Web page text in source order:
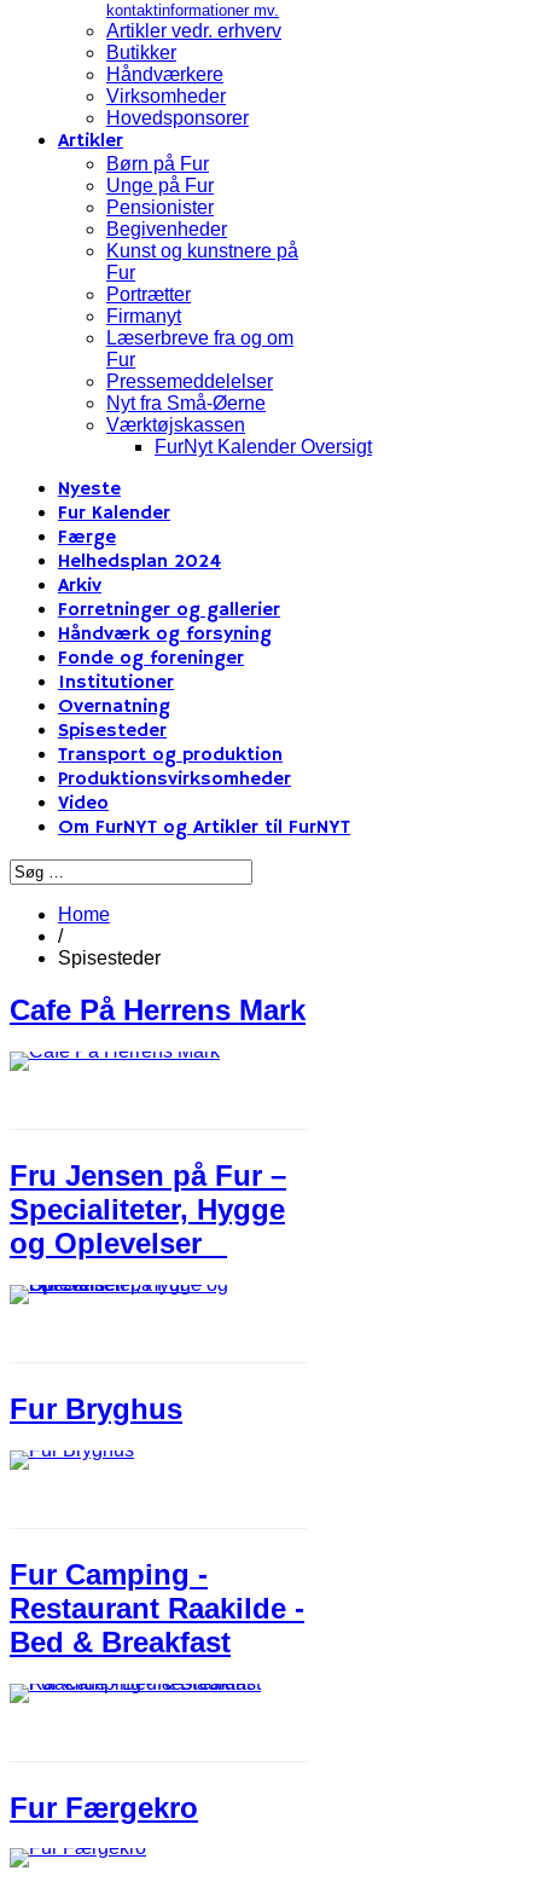
kontaktinformationer mv.
Artikler vedr. erhverv
Butikker
Håndværkere
Virksomheder
Hovedsponsorer
Artikler
Børn på Fur
Unge på Fur
Pensionister
Begivenheder
Kunst og kunstnere på
Fur
Portrætter
Firmanyt
Læserbreve fra og om
Fur
Pressemeddelelser
Nyt fra Små-Øerne
Værktøjskassen
FurNyt Kalender Oversigt
Nyeste
Fur Kalender
Færge
Helhedsplan 2024
Arkiv
Forretninger og gallerier
Håndværk og forsyning
Fonde og foreninger
Institutioner
Overnatning
Spisesteder
Transport og produktion
Produktionsvirksomheder
Video
Om FurNYT og Artikler til FurNYT
Home
/
Spisesteder
Cafe På Herrens Mark
Fru Jensen på Fur –
Specialiteter, Hygge
og Oplevelser
Fur Bryghus
Fur Camping -
Restaurant Raakilde -
Bed & Breakfast
Fur Færgekro